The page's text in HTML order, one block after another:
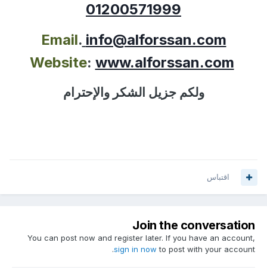
01200571999
Email. info@alforssan.com
Website:www.alforssan.com
ولكم جزيل الشكر والإحترام
اقتباس
Join the conversation
You can post now and register later. If you have an account,
sign in nowto post with your account.